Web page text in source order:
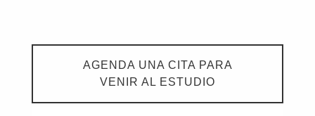
AGENDA UNA CITA PARA
VENIR AL ESTUDIO